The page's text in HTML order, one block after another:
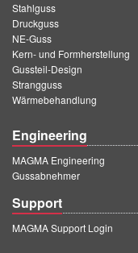
ES
MAGMA Türkei
EN
TR
EN
ZH
MAGMA Indien
EN
Stahlguss
Druckguss
NE-Guss
Kern- und Formherstellung
Gussteil-Design
Strangguss
Wärmebehandlung
Engineering
MAGMA Engineering
Gussabnehmer
Support
MAGMA Support Login